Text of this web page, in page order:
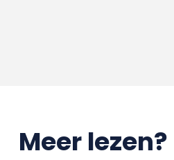
Meer lezen?